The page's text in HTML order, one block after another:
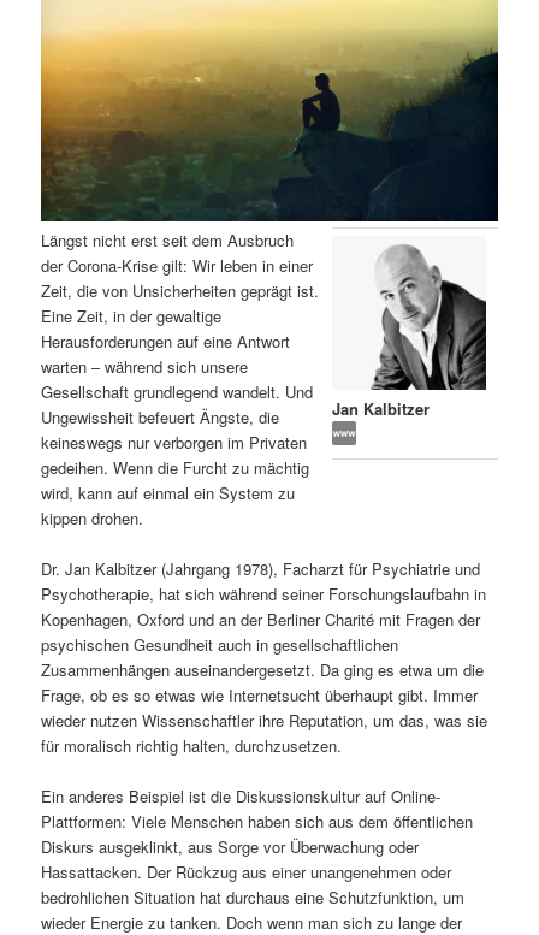
r
n
I
n
h
a
l
t
s
r
i
n
g
e
d
r
e
n
I
n
h
a
l
s
p
r
n
g
a
t
i
o
n
Jan Kalbitzer
Längst nicht erst seit dem Ausbruch
der Corona-Krise gilt: Wir leben in einer
Zeit, die von Unsicherheiten geprägt ist.
Eine Zeit, in der gewaltige
Herausforderungen auf eine Antwort
warten – während sich unsere
Gesellschaft grundlegend wandelt. Und
Ungewissheit befeuert Ängste, die
keineswegs nur verborgen im Privaten
gedeihen. Wenn die Furcht zu mächtig
wird, kann auf einmal ein System zu
kippen drohen.
Dr. Jan Kalbitzer (Jahrgang 1978), Facharzt für Psychiatrie und
Psychotherapie, hat sich während seiner Forschungslaufbahn in
Kopenhagen, Oxford und an der Berliner Charité mit Fragen der
psychischen Gesundheit auch in gesellschaftlichen
Zusammenhängen auseinandergesetzt. Da ging es etwa um die
Frage, ob es so etwas wie Internetsucht überhaupt gibt. Immer
wieder nutzen Wissenschaftler ihre Reputation, um das, was sie
für moralisch richtig halten, durchzusetzen.
Ein anderes Beispiel ist die Diskussionskultur auf Online-
Plattformen: Viele Menschen haben sich aus dem öffentlichen
Diskurs ausgeklinkt, aus Sorge vor Überwachung oder
Hassattacken. Der Rückzug aus einer unangenehmen oder
bedrohlichen Situation hat durchaus eine Schutzfunktion, um
wieder Energie zu tanken. Doch wenn man sich zu lange der